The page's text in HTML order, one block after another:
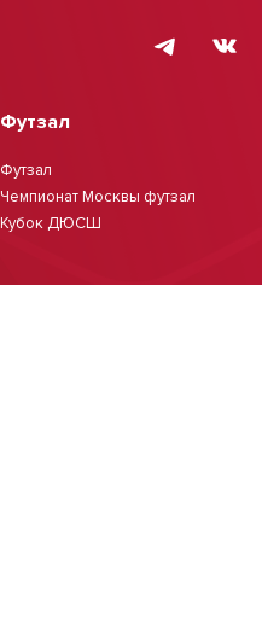
Футзал
Футзал
Чемпионат Москвы футзал
Кубок ДЮСШ